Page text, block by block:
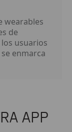
wearables
de
usuarios
enmarca
APP